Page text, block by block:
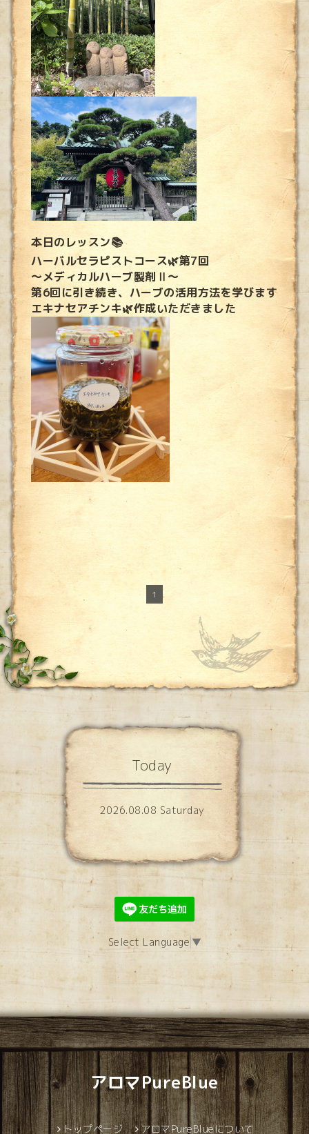
本日のレッスン📚
ハーバルセラピストコース🌿第7回
～メディカルハーブ製剤Ⅱ～
第6回に引き続き、ハーブの活用方法を学びます
エキナセアチンキ🌿作成いただきました
1
Today
2026.08.08 Saturday
Select Language ▼
アロマPureBlue
トップページ アロマPureBlueについて